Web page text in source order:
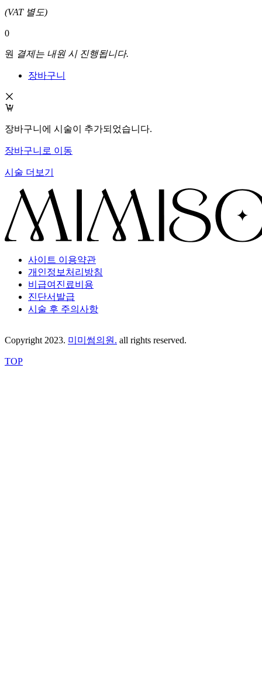
(VAT 별도)
0
원 결제는 내원 시 진행됩니다.
장바구니
장바구니에 시술이 추가되었습니다.
장바구니로 이동
시술 더보기
사이트 이용약관
개인정보처리방침
비급여진료비용
진단서발급
시술 후 주의사항
Copyright 2023. 미미썸의원. all rights reserved.
TOP